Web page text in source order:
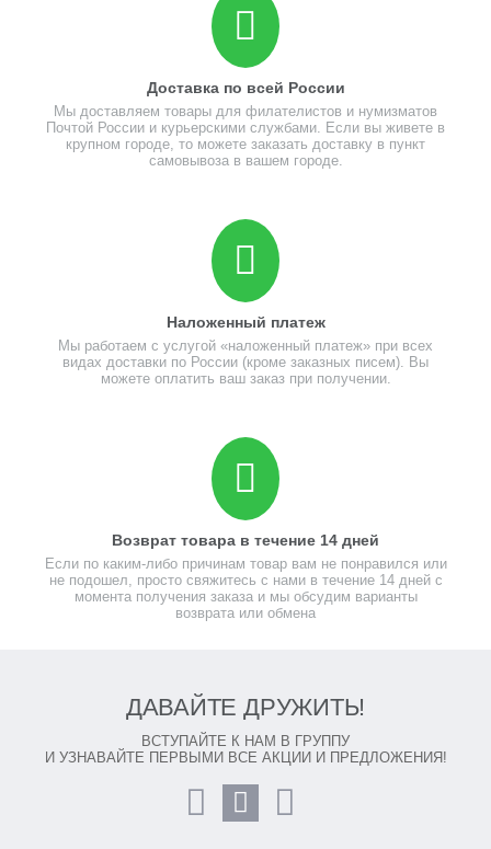
Доставка по всей России
Мы доставляем товары для филателистов и нумизматов
Почтой России и курьерскими службами. Если вы живете в
крупном городе, то можете заказать доставку в пункт
самовывоза в вашем городе.
Наложенный платеж
Мы работаем с услугой «наложенный платеж» при всех
видах доставки по России (кроме заказных писем). Вы
можете оплатить ваш заказ при получении.
Возврат товара в течение 14 дней
Если по каким-либо причинам товар вам не понравился или
не подошел, просто свяжитесь с нами в течение 14 дней с
момента получения заказа и мы обсудим варианты
возврата или обмена
ДАВАЙТЕ ДРУЖИТЬ!
ВСТУПАЙТЕ К НАМ В ГРУППУ
И УЗНАВАЙТЕ ПЕРВЫМИ ВСЕ АКЦИИ И ПРЕДЛОЖЕНИЯ!